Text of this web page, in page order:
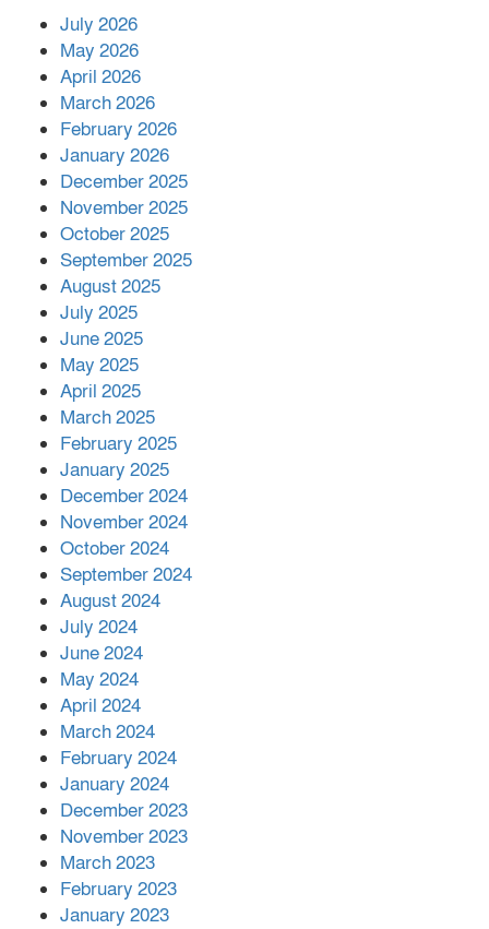
পর ফোন তারেক রহমানের,গ্যাস সঙ্কট
সহায়তা দিলেন সাচিং প্রু জেরী
July 2026
May 2026
April 2026
March 2026
February 2026
January 2026
December 2025
November 2025
October 2025
September 2025
August 2025
July 2025
June 2025
May 2025
April 2025
March 2025
February 2025
January 2025
December 2024
November 2024
October 2024
September 2024
August 2024
July 2024
June 2024
May 2024
April 2024
March 2024
February 2024
January 2024
December 2023
November 2023
March 2023
February 2023
January 2023